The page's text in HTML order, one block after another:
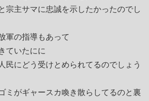
宗主サマに忠誠を示したかったのでし
軍の指導もあって
ていたにに
民にどう受けとめられてるのでしょう
ミがギャースカ喚き散らしてるのと裏